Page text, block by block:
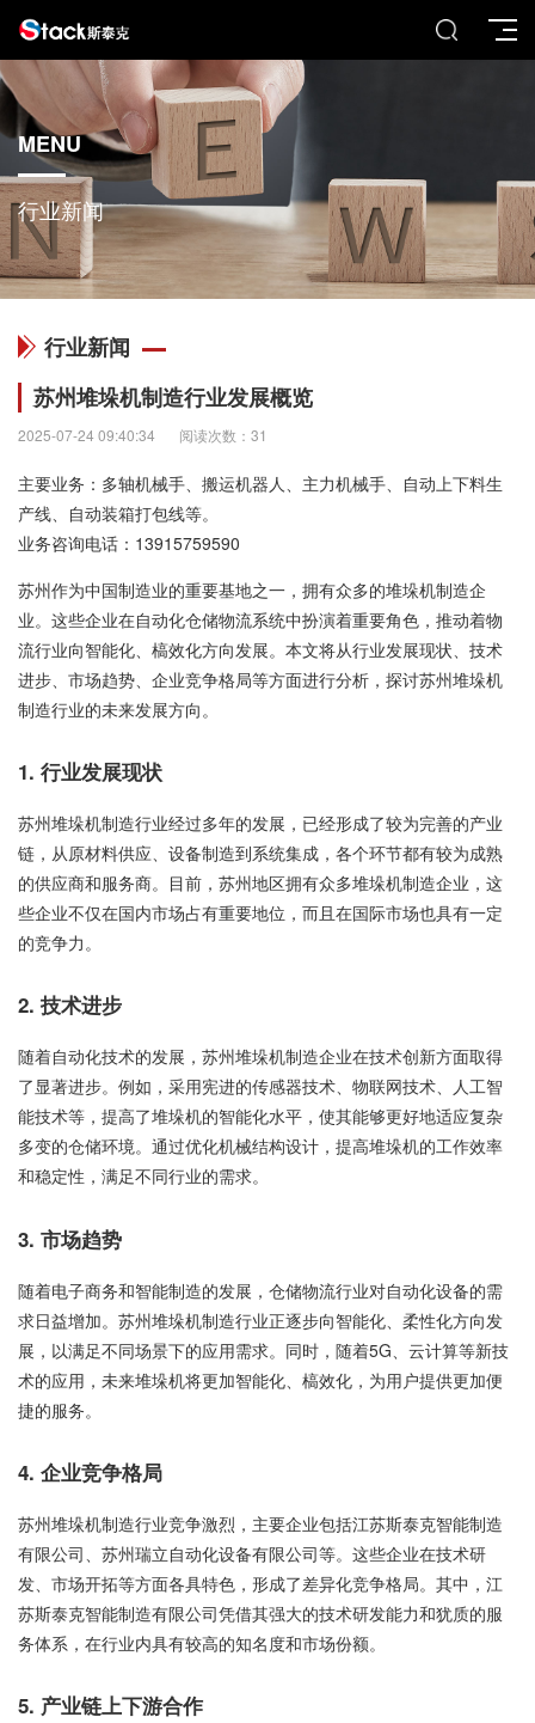
MENU
行业新闻
行业新闻
苏州堆垛机制造行业发展概览
2025-07-24 09:40:34 阅读次数：31
主要业务：多轴机械手、搬运机器人、主力机械手、自动上下料生
产线、自动装箱打包线等。
业务咨询电话： 13915759590
苏州作为中国制造业的重要基地之一，拥有众多的堆垛机制造企
业。这些企业在自动化仓储物流系统中扮演着重要角色，推动着物
流行业向智能化、槁效化方向发展。本文将从行业发展现状、技术
进步、市场趋势、企业竞争格局等方面进行分析，探讨苏州堆垛机
制造行业的未来发展方向。
1. 行业发展现状
苏州堆垛机制造行业经过多年的发展，已经形成了较为完善的产业
链，从原材料供应、设备制造到系统集成，各个环节都有较为成熟
的供应商和服务商。目前，苏州地区拥有众多堆垛机制造企业，这
些企业不仅在国内市场占有重要地位，而且在国际市场也具有一定
的竞争力。
2. 技术进步
随着自动化技术的发展，苏州堆垛机制造企业在技术创新方面取得
了显著进步。例如，采用宪进的传感器技术、物联网技术、人工智
能技术等，提高了堆垛机的智能化水平，使其能够更好地适应复杂
多变的仓储环境。通过优化机械结构设计，提高堆垛机的工作效率
和稳定性，满足不同行业的需求。
3. 市场趋势
随着电子商务和智能制造的发展，仓储物流行业对自动化设备的需
求日益增加。苏州堆垛机制造行业正逐步向智能化、柔性化方向发
展，以满足不同场景下的应用需求。同时，随着5G、云计算等新技
术的应用，未来堆垛机将更加智能化、槁效化，为用户提供更加便
捷的服务。
4. 企业竞争格局
苏州堆垛机制造行业竞争激烈，主要企业包括江苏斯泰克智能制造
有限公司、苏州瑞立自动化设备有限公司等。这些企业在技术研
发、市场开拓等方面各具特色，形成了差异化竞争格局。其中，江
苏斯泰克智能制造有限公司凭借其强大的技术研发能力和犹质的服
务体系，在行业内具有较高的知名度和市场份额。
5. 产业链上下游合作